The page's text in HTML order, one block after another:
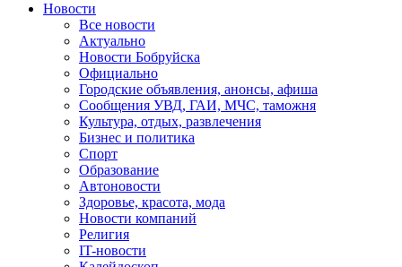
Новости
Все новости
Актуально
Новости Бобруйска
Официально
Городские объявления, анонсы, афиша
Сообщения УВД, ГАИ, МЧС, таможня
Культура, отдых, развлечения
Бизнес и политика
Спорт
Образование
Автоновости
Здоровье, красота, мода
Новости компаний
Религия
IT-новости